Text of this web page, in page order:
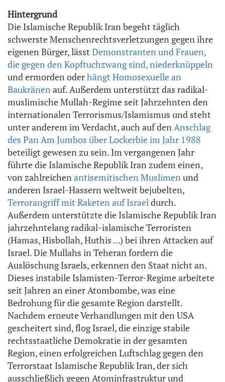
Hintergrund
Die Islamische Republik Iran begeht täglich
schwerste Menschenrechtsverletzungen gegen ihre
eigenen Bürger, lässt Demonstranten und Frauen,
die gegen den Kopftuchzwang sind, niederknüppeln
und ermorden oderhängt Homosexuelle an
Baukränenauf. Außerdem unterstützt das radikal-
muslimische Mullah-Regime seit Jahrzehnten den
internationalen Terrorismus/Islamismus und steht
unter anderem im Verdacht, auch auf denAnschlag
des Pan Am Jumbos über Lockerbie im Jahr 1988
beteiligt gewesen zu sein. Im vergangenen Jahr
führte die Islamische Republik Iran zudem einen,
von zahlreichenantisemitischen Muslimenund
anderen Israel-Hassern weltweit bejubelten,
Terrorangriff mit Raketen auf Israeldurch.
Außerdem unterstützte die Islamische Republik Iran
jahrzehntelang radikal-islamische Terroristen
(Hamas, Hisbollah, Huthis ...) bei ihren Attacken auf
Israel. Die Mullahs in Teheran fordern die
Auslöschung Israels, erkennen den Staat nicht an.
Dieses instabile Islamisten-Terror-Regime arbeitete
seit Jahren an einer Atombombe, was eine
Bedrohung für die gesamte Region darstellt.
Nachdem erneute Verhandlungen mit den USA
gescheitert sind, flog Israel, die einzige stabile
rechtsstaatliche Demokratie in der gesamten
Region, einen erfolgreichen Luftschlag gegen den
Terrorstaat Islamische Republik Iran, der sich
ausschließlich gegen Atominfrastruktur und